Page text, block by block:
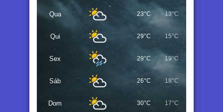
Qua 23°C 13°C
Qui 29°C 15°C
Sex 29°C 19°C
Sáb 26°C 18°C
Dom 30°C 17°C